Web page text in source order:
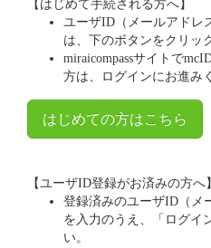
【はじめて手続される方へ】
ユーザID（メールアドレ
は、下のボタンをクリッ
miraicompassサイトで
方は、ログインにお進み
はじめての方はこちら
【ユーザID登録がお済みの方へ】
登録済みのユーザID（メ
を入力のうえ、「ログイ
い。